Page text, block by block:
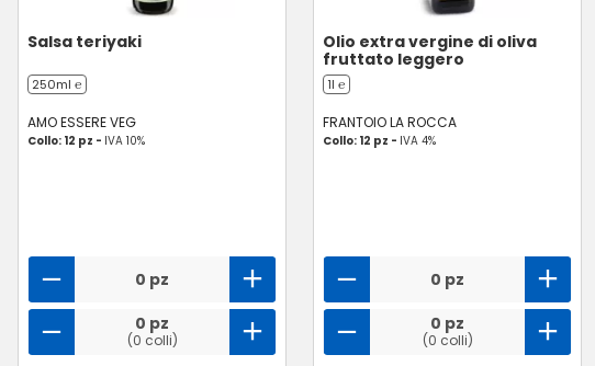
Salsa teriyaki
250ml ℮
AMO ESSERE VEG
Collo: 12 pz - IVA 10%
0 pz
0 pz
(0 colli)
Olio extra vergine di oliva
fruttato leggero
1l ℮
FRANTOIO LA ROCCA
Collo: 12 pz - IVA 4%
0 pz
0 pz
(0 colli)